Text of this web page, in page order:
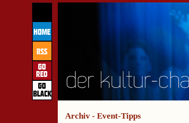
Archiv - Event-Tipps